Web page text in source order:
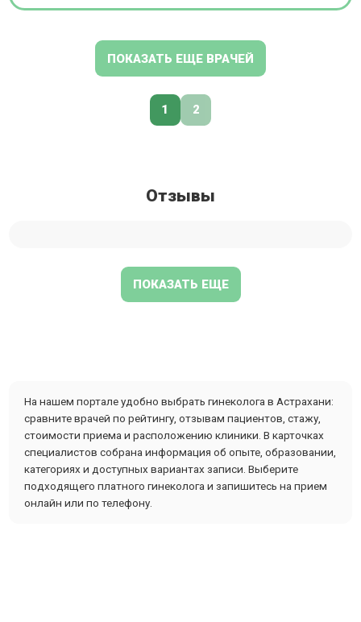
ПОКАЗАТЬ ЕЩЕ ВРАЧЕЙ
1 2
Отзывы
ПОКАЗАТЬ ЕЩЕ
На нашем портале удобно выбрать гинеколога в Астрахани:
сравните врачей по рейтингу, отзывам пациентов, стажу,
стоимости приема и расположению клиники. В карточках
специалистов собрана информация об опыте, образовании,
категориях и доступных вариантах записи. Выберите
подходящего платного гинеколога и запишитесь на прием
онлайн или по телефону.